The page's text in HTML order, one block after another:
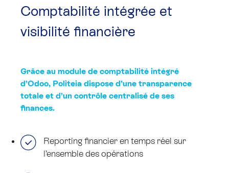
Comptabilité intégrée et
visibilité financière
Grâce au module de comptabilité intégré
d’Odoo, Politeia dispose d’une transparence
totale et d’un contrôle centralisé de ses
finances.
Reporting financier en temps réel sur
l’ensemble des opérations